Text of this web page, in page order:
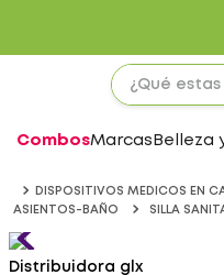
CombosMarcas Belleza
DISPOSITIVOS MEDICOS EN
ASIENTOS-BAÑO
SILLA
Distribuidora glx